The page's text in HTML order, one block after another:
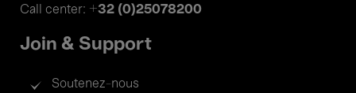
Call center: +32 (0)25078200
Join & Support
Soutenez-nous